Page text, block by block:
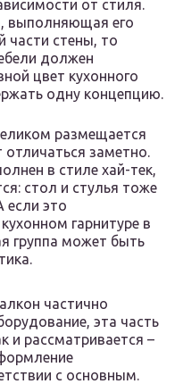
от стиля.
выполняющая его
части стены, то
должен
цвет кухонного
одну концепцию.
размещается
заметно.
в стиле хай-тек,
стол и стулья тоже
если это
гарнитуре в
группа может быть
частично
эта часть
и рассматривается –
с основным.